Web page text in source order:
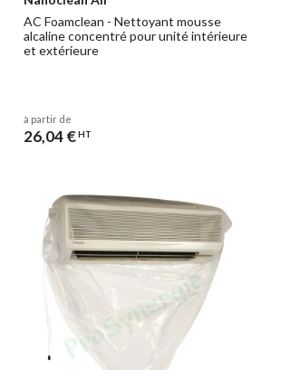
AC Foamclean - Nettoyant mousse
alcaline concentré pour unité intérieure
et extérieure
à partir de
26,04 €HT